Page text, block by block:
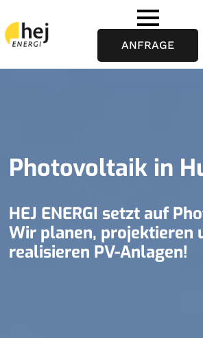
ANFRAGE
Photovoltaik in
HEJ ENERGI setzt auf
Wir planen, projektieren
realisieren PV-Anlagen!